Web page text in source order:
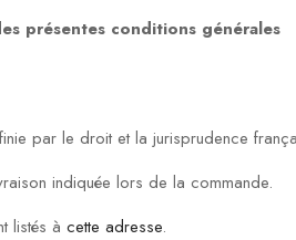
présentes conditions générales
par le droit et la jurisprudence
indiquée lors de la commande.
listés à cette adresse.